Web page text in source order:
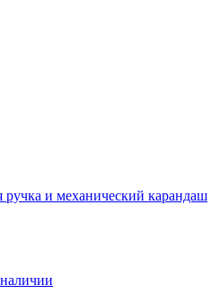
и механический карандаш